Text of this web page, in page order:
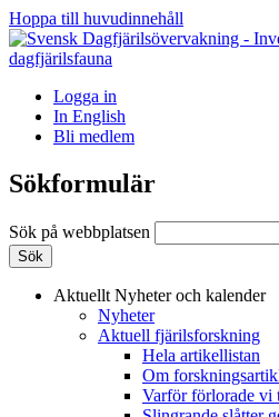
Hoppa till huvudinnehåll
Logga in
In English
Bli medlem
Sökformulär
Sök på webbplatsen
Aktuellt Nyheter och kalender
Nyheter
Aktuell fjärilsforskning
Hela artikellistan
Om
Varför förlorade vi